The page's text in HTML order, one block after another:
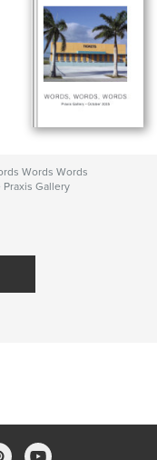
Words Words
Praxis Gallery